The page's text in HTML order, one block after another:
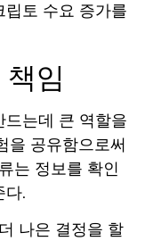
토 수요 증가를
임
는데 큰 역할을
을 공유함으로써
는 정보를 확인
다.
나은 결정을 할